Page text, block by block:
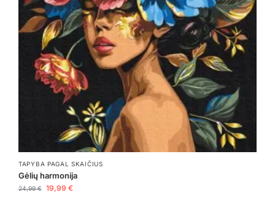
TAPYBA PAGAL SKAIČIUS
Gėlių harmonija
24,99€ 19,99 €